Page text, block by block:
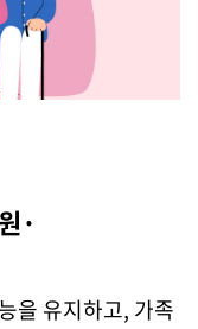
·
을 유지하고, 가족